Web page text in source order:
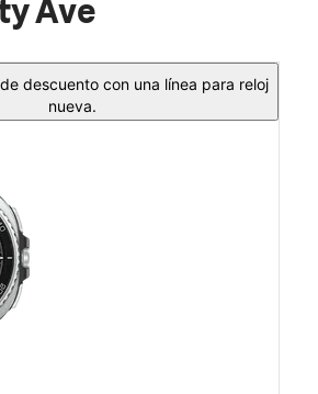
Ave
descuento con una línea para reloj
nueva.